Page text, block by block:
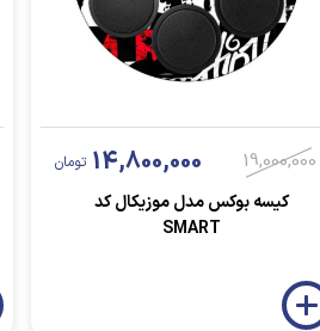
19,000,000
14,800,000 تومان
کیسه بوکس مدل موزیکال کد
SMART